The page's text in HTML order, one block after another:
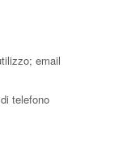
email
telefono